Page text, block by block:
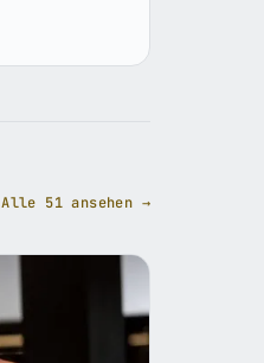
Alle 51 ansehen →